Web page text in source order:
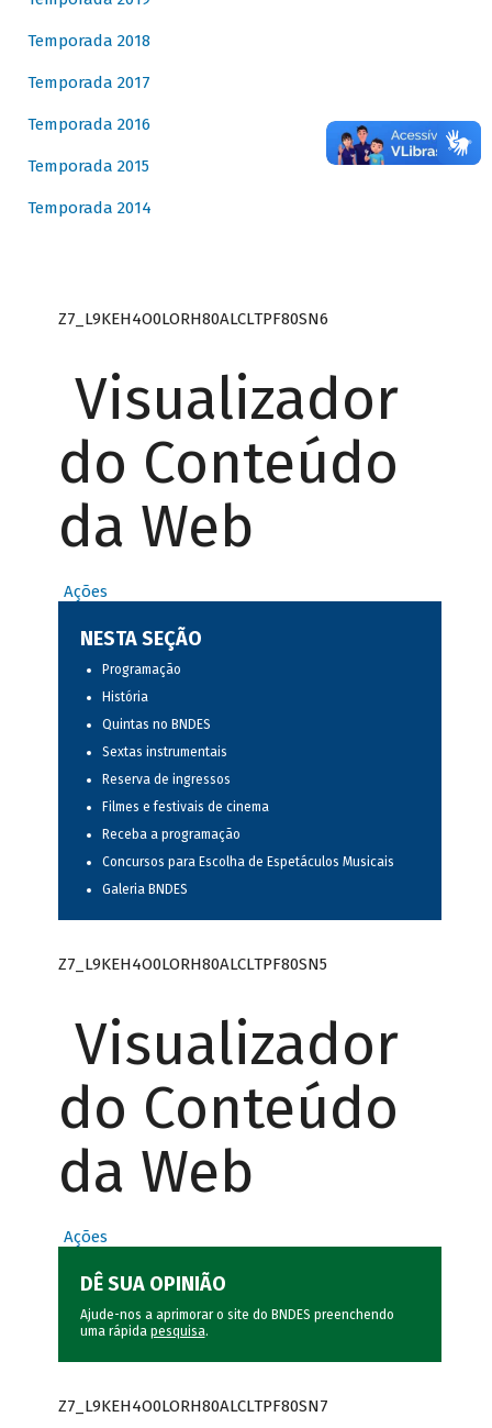
Temporada 2018
Temporada 2017
Temporada 2016
Temporada 2015
Temporada 2014
Z7_L9KEH4O0LORH80ALCLTPF80SN6
Visualizador
do Conteúdo
da Web
Ações
NESTA SEÇÃO
Programação
História
Quintas no BNDES
Sextas instrumentais
Reserva de ingressos
Filmes e festivais de cinema
Receba a programação
Concursos para Escolha de Espetáculos Musicais
Galeria BNDES
Z7_L9KEH4O0LORH80ALCLTPF80SN5
Visualizador
do Conteúdo
da Web
Ações
DÊ SUA OPINIÃO
Ajude-nos a aprimorar o site do BNDES preenchendo
uma rápida pesquisa.
Z7_L9KEH4O0LORH80ALCLTPF80SN7